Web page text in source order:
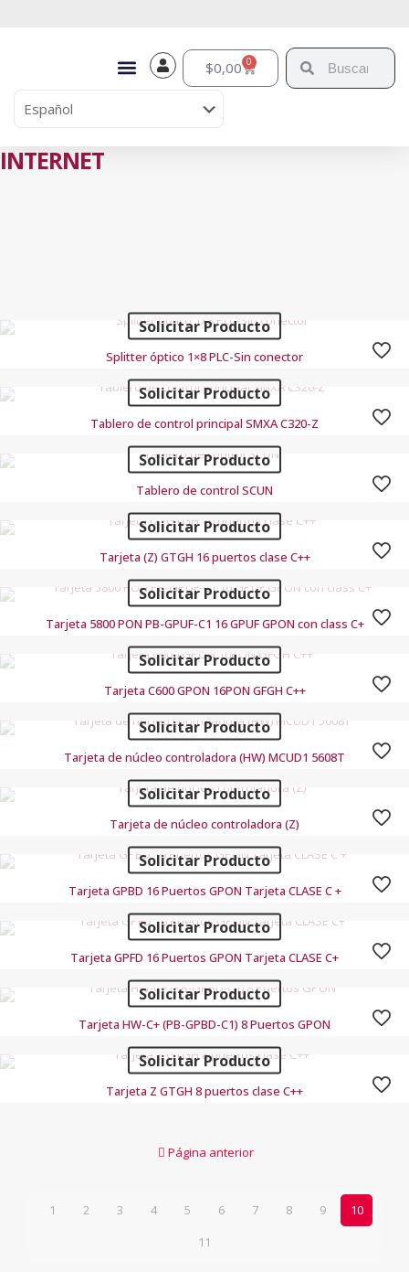
$0,00 0
INTERNET
Solicitar Producto
Splitter óptico 1×8 PLC-Sin conector
Solicitar Producto
Tablero de control principal SMXA C320-Z
Solicitar Producto
Tablero de control SCUN
Solicitar Producto
Tarjeta (Z) GTGH 16 puertos clase C++
Solicitar Producto
Tarjeta 5800 PON PB-GPUF-C1 16 GPUF GPON con class C+
Solicitar Producto
Tarjeta C600 GPON 16PON GFGH C++
Solicitar Producto
Tarjeta de núcleo controladora (HW) MCUD1 5608T
Solicitar Producto
Tarjeta de núcleo controladora (Z)
Solicitar Producto
Tarjeta GPBD 16 Puertos GPON Tarjeta CLASE C +
Solicitar Producto
Tarjeta GPFD 16 Puertos GPON Tarjeta CLASE C+
Solicitar Producto
Tarjeta HW-C+ (PB-GPBD-C1) 8 Puertos GPON
Solicitar Producto
Tarjeta Z GTGH 8 puertos clase C++
Página anterior
1 2 3 4 5 6 7 8 9
10
11